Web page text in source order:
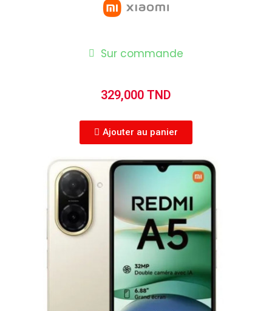
Sur commande
329,000 TND
Ajouter au panier